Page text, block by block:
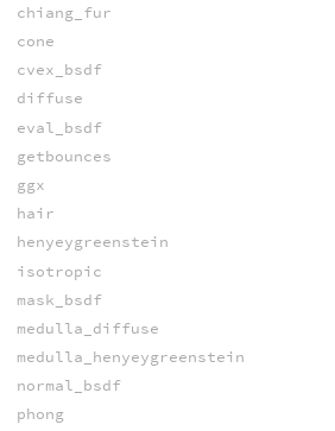
chiang_fur
cone
cvex_bsdf
diffuse
eval_bsdf
getbounces
ggx
hair
henyeygreenstein
isotropic
mask_bsdf
medulla_diffuse
medulla_henyeygreenstein
normal_bsdf
phong